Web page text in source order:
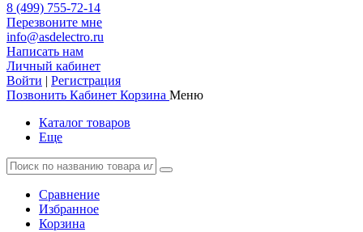
8 (499) 755-72-14
Перезвоните мне
info@asdelectro.ru
Написать нам
Личный кабинет
Войти | Регистрация
Позвонить Кабинет Корзина Меню
Каталог товаров
Еще
Сравнение
Избранное
Корзина